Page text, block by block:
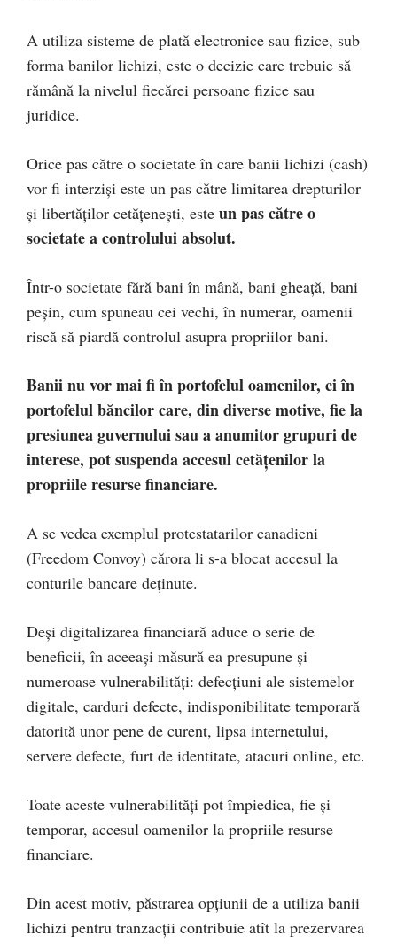
A utiliza sisteme de plată electronice sau fizice, sub
forma banilor lichizi, este o decizie care trebuie să
rămână la nivelul fiecărei persoane fizice sau
juridice.
Orice pas către o societate în care banii lichizi (cash)
vor fi interziși este un pas către limitarea drepturilor
și libertăților cetățenești, este un pas către o
societate a controlului absolut.
Într-o societate fără bani în mână, bani gheață, bani
peșin, cum spuneau cei vechi, în numerar, oamenii
riscă să piardă controlul asupra propriilor bani.
Banii nu vor mai fi în portofelul oamenilor, ci în
portofelul băncilor care, din diverse motive, fie la
presiunea guvernului sau a anumitor grupuri de
interese, pot suspenda accesul cetățenilor la
propriile resurse financiare.
A se vedea exemplul protestatarilor canadieni
(Freedom Convoy) cărora li s-a blocat accesul la
conturile bancare deținute.
Deși digitalizarea financiară aduce o serie de
beneficii, în aceeași măsură ea presupune și
numeroase vulnerabilități: defecțiuni ale sistemelor
digitale, carduri defecte, indisponibilitate temporară
datorită unor pene de curent, lipsa internetului,
servere defecte, furt de identitate, atacuri online, etc.
Toate aceste vulnerabilități pot împiedica, fie și
temporar, accesul oamenilor la propriile resurse
financiare.
Din acest motiv, păstrarea opțiunii de a utiliza banii
lichizi pentru tranzacții contribuie atît la prezervarea